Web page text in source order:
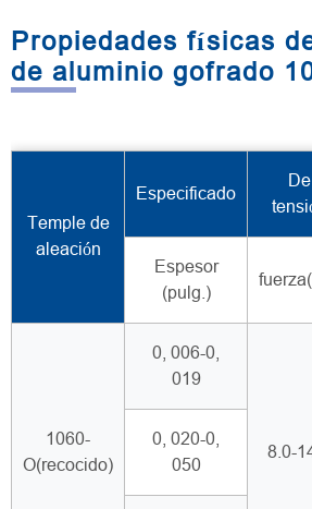
Propiedades físicas
de aluminio gofrado
Temple de
aleación
Especificado
De
Espesor
(pulg.)
1060-
O(recocido)
0, 006-0,
019
8.0-
0, 020-0,
050